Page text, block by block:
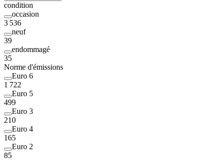
condition
occasion
3 536
neuf
39
endommagé
35
Norme d'émissions
Euro 6
1 722
Euro 5
499
Euro 3
210
Euro 4
165
Euro 2
85